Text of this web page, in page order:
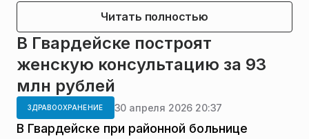
Читать полностью
В Гвардейске построят
женскую консультацию за 93
млн рублей
ЗДРАВООХРАНЕНИЕ 30 апреля 2026 20:37
В Гвардейске при районной больнице